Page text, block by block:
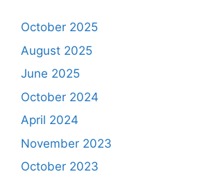
October 2025
August 2025
June 2025
October 2024
April 2024
November 2023
October 2023